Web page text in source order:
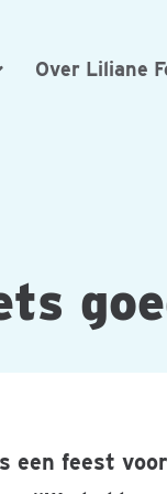
Over Liliane
een feest